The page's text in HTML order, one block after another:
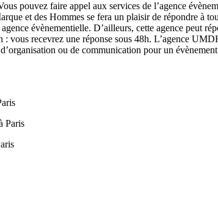
pouvez faire appel aux services de l’agence
et des Hommes se fera un plaisir de répondre à
évènementielle. D’ailleurs, cette agence peut
recevrez une réponse sous 48h. L’agence
ou de communication pour un
Paris